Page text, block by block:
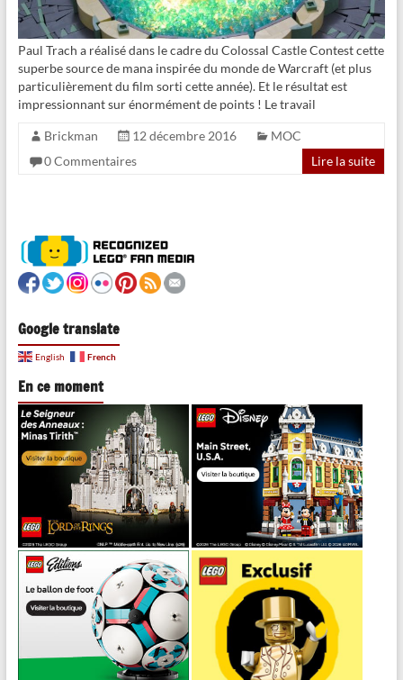
Paul Trach a réalisé dans le cadre du Colossal Castle Contest cette
superbe source de mana inspirée du monde de Warcraft (et plus
particulièrement du film sorti cette année). Et le résultat est
impressionnant sur énormément de points ! Le travail
Brickman 12 décembre 2016
MOC
0 Commentaires
Lire la suite
Google translate
English French
En ce moment